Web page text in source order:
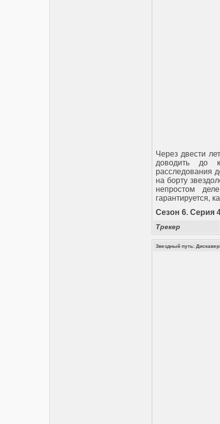
Через двести
доводить до
расследования
на борту
непростом
гарантируется,
Сезон 6. Серия
Трекер
Звездный путь: